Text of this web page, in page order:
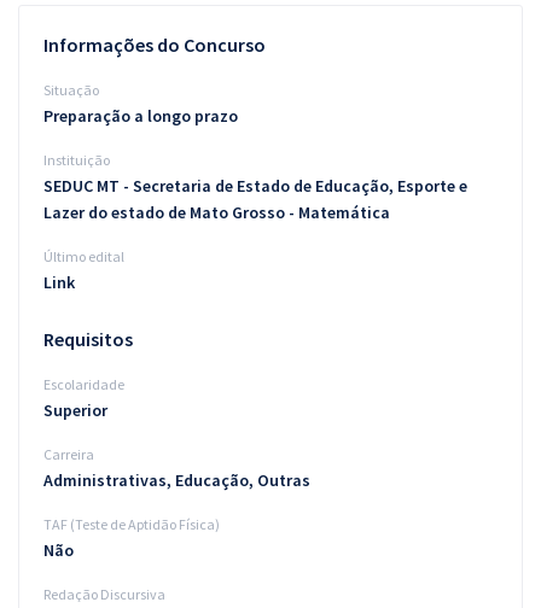
Blog
Atendimento
Informações do Concurso
Situação
Preparação a longo prazo
Instituição
SEDUC MT - Secretaria de Estado de Educação, Esporte e
Lazer do estado de Mato Grosso - Matemática
Último edital
Link
Requisitos
Escolaridade
Superior
Carreira
Administrativas, Educação, Outras
TAF (Teste de Aptidão Física)
Não
Redação Discursiva